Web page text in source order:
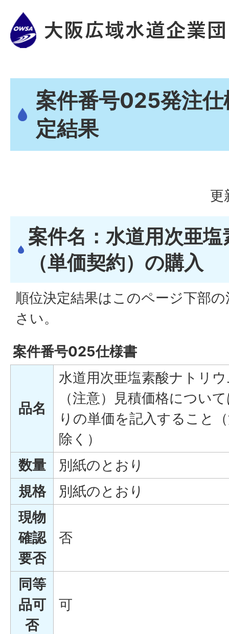
案件番号025発注仕
定結果
更
案件名：水道用次亜
（単価契約）の購入
順位決定結果はこのページ下部
さい。
案件番号025仕様書
品名
水道用次亜塩素酸ナトリ
（注意）見積価格につい
りの単価を記入すること
除く）
数量
別紙のとおり
規格
別紙のとおり
現物
確認
要否
否
同等
品可
否
可